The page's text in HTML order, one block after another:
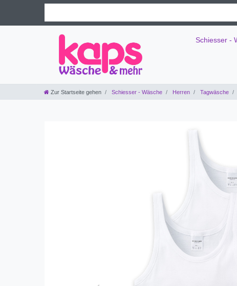
Schiesser -
Zur Startseite gehen Schiesser - Wäsche Herren Tagwäsche